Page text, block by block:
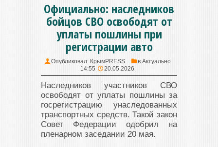
Официально: наследников
бойцов СВО освободят от
уплаты пошлины при
регистрации авто
Опубликовал: КрымPRESS в Актуально
14:55
20.05.2026
Наследников участников СВО
освободят от уплаты пошлины за
госрегистрацию унаследованных
транспортных средств. Такой закон
Совет Федерации одобрил на
пленарном заседании 20 мая.